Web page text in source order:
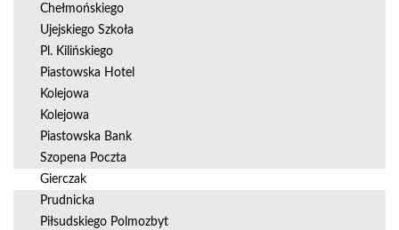
Chełmońskiego
Ujejskiego Szkoła
Pl. Kilińskiego
Piastowska Hotel
Kolejowa
Kolejowa
Piastowska Bank
Szopena Poczta
Gierczak
Prudnicka
Piłsudskiego Polmozbyt